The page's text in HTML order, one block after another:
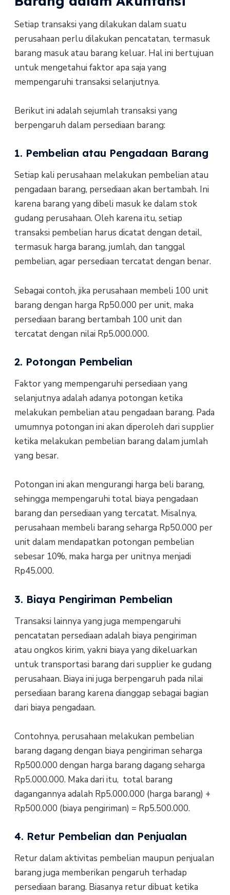
Setiap transaksi yang dilakukan dalam suatu
perusahaan perlu dilakukan pencatatan, termasuk
barang masuk atau barang keluar. Hal ini bertujuan
untuk mengetahui faktor apa saja yang
mempengaruhi transaksi selanjutnya.
Berikut ini adalah sejumlah transaksi yang
berpengaruh dalam persediaan barang:
1. Pembelian atau Pengadaan Barang
Setiap kali perusahaan melakukan pembelian atau
pengadaan barang, persediaan akan bertambah. Ini
karena barang yang dibeli masuk ke dalam stok
gudang perusahaan. Oleh karena itu, setiap
transaksi pembelian harus dicatat dengan detail,
termasuk harga barang, jumlah, dan tanggal
pembelian, agar persediaan tercatat dengan benar.
Sebagai contoh, jika perusahaan membeli 100 unit
barang dengan harga Rp50.000 per unit, maka
persediaan barang bertambah 100 unit dan
tercatat dengan nilai Rp5.000.000.
2. Potongan Pembelian
Faktor yang mempengaruhi persediaan yang
selanjutnya adalah adanya potongan ketika
melakukan pembelian atau pengadaan barang. Pada
umumnya potongan ini akan diperoleh dari supplier
ketika melakukan pembelian barang dalam jumlah
yang besar.
Potongan ini akan mengurangi harga beli barang,
sehingga mempengaruhi total biaya pengadaan
barang dan persediaan yang tercatat. Misalnya,
perusahaan membeli barang seharga Rp50.000 per
unit dalam mendapatkan potongan pembelian
sebesar 10%, maka harga per unitnya menjadi
Rp45.000.
3. Biaya Pengiriman Pembelian
Transaksi lainnya yang juga mempengaruhi
pencatatan persediaan adalah biaya pengiriman
atau ongkos kirim, yakni biaya yang dikeluarkan
untuk transportasi barang dari supplier ke gudang
perusahaan. Biaya ini juga berpengaruh pada nilai
persediaan barang karena dianggap sebagai bagian
dari biaya pengadaan.
Contohnya, perusahaan melakukan pembelian
barang dagang dengan biaya pengiriman seharga
Rp500.000 dengan harga barang dagang seharga
Rp5.000.000. Maka dari itu, total barang
dagangannya adalah Rp5.000.000 (harga barang) +
Rp500.000 (biaya pengiriman) = Rp5.500.000.
4. Retur Pembelian dan Penjualan
Retur dalam aktivitas pembelian maupun penjualan
barang juga memberikan pengaruh terhadap
persediaan barang. Biasanya retur dibuat ketika